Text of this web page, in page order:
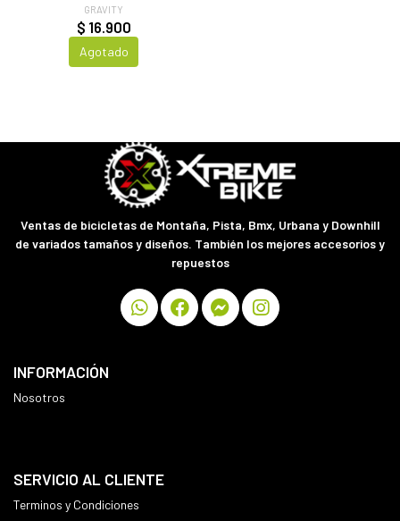
GRAVITY
$ 16.900
Agotado
Ventas de bicicletas de Montaña, Pista, Bmx, Urbana y Downhill
de variados tamaños y diseños. También los mejores accesorios y
repuestos
INFORMACIÓN
Nosotros
SERVICIO AL CLIENTE
Terminos y Condiciones